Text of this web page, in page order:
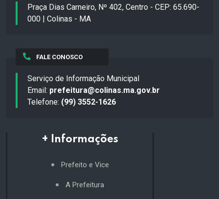
Praça Dias Carneiro, Nº 402, Centro - CEP: 65.690-
000 | Colinas - MA
FALE CONOSCO
Serviço de Informação Municipal
Email: prefeitura@colinas.ma.gov.br
Telefone: (99) 3552-1626
+ Informações
Prefeito e Vice
A Prefeitura